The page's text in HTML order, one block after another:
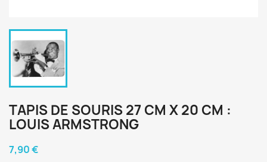
TAPIS DE SOURIS 27 CM X 20 CM :
LOUIS ARMSTRONG
7,90 €